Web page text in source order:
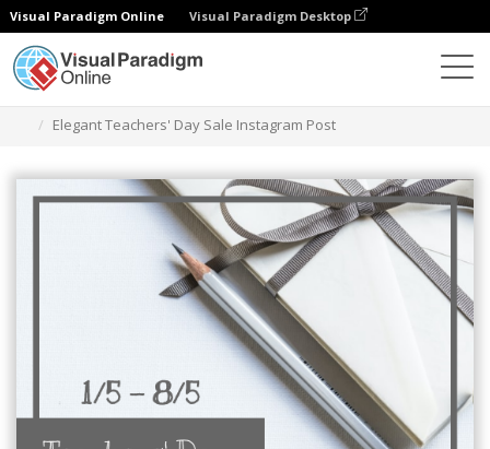
Visual Paradigm Online Visual Paradigm Desktop
Elegant Teachers' Day Sale Instagram Post